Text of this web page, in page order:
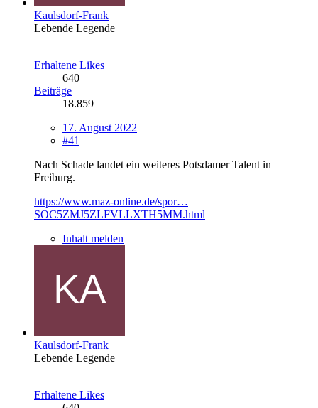
Kaulsdorf-Frank
Lebende Legende
Erhaltene Likes
640
Beiträge
18.859
17. August 2022
#41
Nach Schade landet ein weiteres Potsdamer Talent in
Freiburg.
https://www.maz-online.de/spor…
SOC5ZMJ5ZLFVLLXTH5MM.html
Inhalt melden
Kaulsdorf-Frank
Lebende Legende
Erhaltene Likes